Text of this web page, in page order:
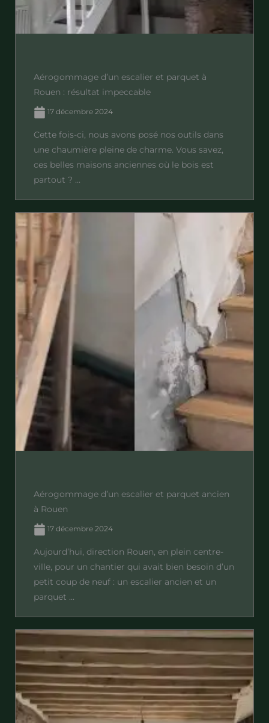
Aérogommage d’un escalier et parquet à
Rouen : résultat impeccable
17 décembre 2024
Cette fois-ci, nous avons posé nos outils dans
une chaumière pleine de charme. Vous savez,
ces belles maisons anciennes où le bois est
partout ? ...
Aérogommage d’un escalier et parquet ancien
à Rouen
17 décembre 2024
Aujourd’hui, direction Rouen, en plein centre-
ville, pour un chantier qui avait bien besoin d’un
petit coup de neuf : un escalier ancien et un
parquet ...